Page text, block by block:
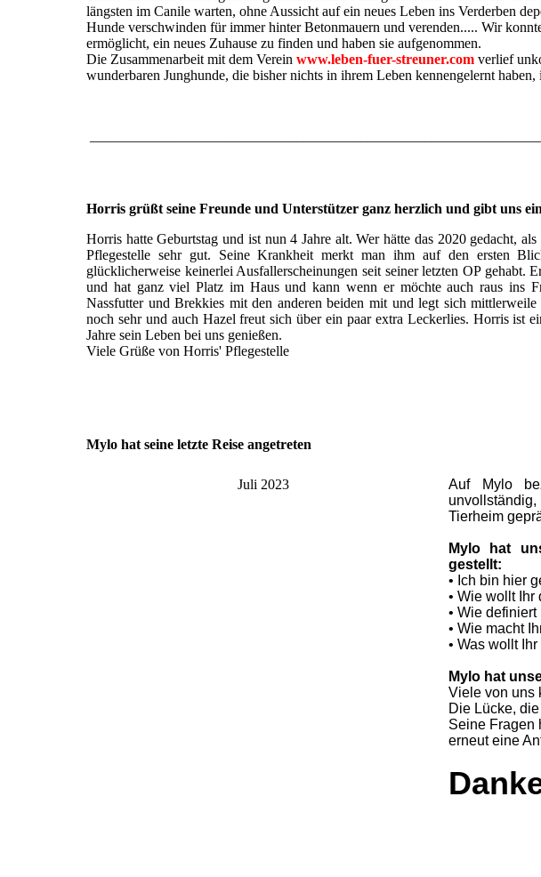
längsten im Canile warten, ohne Aussicht auf ein neues Leben ins Verderben
Hunde verschwinden für immer hinter Betonmauern und verenden..... Wir
ermöglicht, ein neues Zuhause zu finden und haben sie aufgenommen.
Die Zusammenarbeit mit dem Verein www.leben-fuer-streuner.com verlief
wunderbaren Junghunde, die bisher nichts in ihrem Leben kennengelernt
Horris grüßt seine Freunde und Unterstützer ganz herzlich und gibt uns
Horris hatte Geburtstag und ist nun 4 Jahre alt. Wer hätte das 2020 gedacht,
Pflegestelle sehr gut. Seine Krankheit merkt man ihm auf den ersten
glücklicherweise keinerlei Ausfallerscheinungen seit seiner letzten OP gehabt.
und hat ganz viel Platz im Haus und kann wenn er möchte auch raus ins
Nassfutter und Brekkies mit den anderen beiden mit und legt sich
noch sehr und auch Hazel freut sich über ein paar extra Leckerlies. Horris ist
Jahre sein Leben bei uns genießen.
Viele Grüße von Horris' Pflegestelle
Mylo hat seine letzte Reise angetreten
Juli 2023
Auf Mylo
Tierheim
Mylo hat
gestellt:
• Ich bin hier
• Wie wollt Ihr
• Wie
• Wie macht
• Was wollt
Mylo hat
Viele von uns
Die Lücke,
Seine Fragen
erneut eine